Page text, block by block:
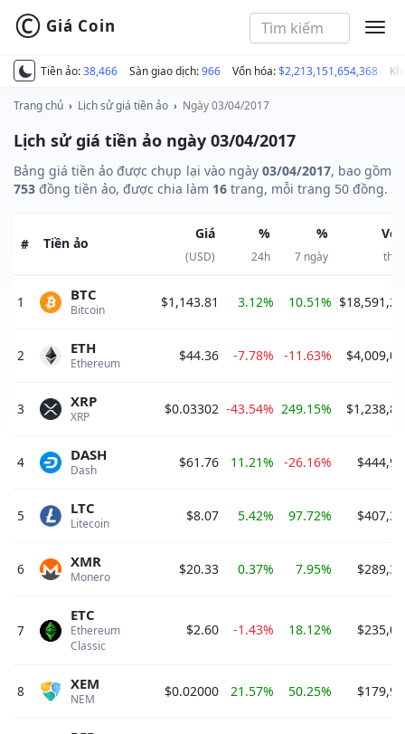
Tiền ảo:38,466 Sàn giao dịch:966 Vốn hóa:$2,213,151,654,368
© Giá Coin
Trang chủ › Lịch sử giá tiền ảo › Ngày 03/04/2017
Lịch sử giá tiền ảo ngày 03/04/2017
Bảng giá tiền ảo được chụp lại vào ngày 03/04/2017, bao gồm
753 đồng tiền ảo, được chia làm 16 trang, mỗi trang 50 đồng.
# Tiền ảo
Giá
(USD)
%
24h
%
7 ngày thị
1 Bitcoin
BTC $1,143.81 3.12% 10.51%
2 Ethereum
ETH $44.36 -7.78% -11.63%
3 XRP
XRP $0.03302 -43.54% 249.15%
4 Dash
DASH $61.76 11.21% -26.16%
5 Litecoin
LTC $8.07 5.42% 97.72%
6 Monero
XMR $20.33 0.37% 7.95%
7
Ethereum
Classic
ETC
$2.60 -1.43% 18.12%
8 NEM
XEM $0.02000 21.57% 50.25%